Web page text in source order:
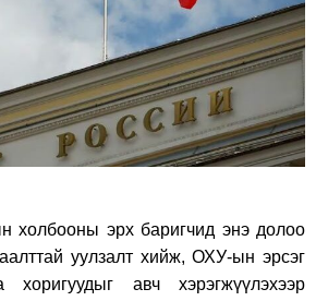
холбооны эрх баригчид энэ долоо
уулзалт хийж, ОХУ-ын эрсэг
хоригуудыг авч хэрэгжүүлэхээр